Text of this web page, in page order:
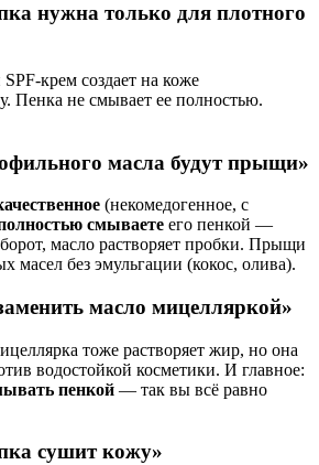
нужна только для плотного
крем создает на коже
Пенка не смывает ее полностью.
масла будут прыщи»
(некомедогенное, с
смываете его пенкой —
масло растворяет пробки. Прыщи
масел без эмульгации (кокос, олива).
масло мицелляркой»
тоже растворяет жир, но она
водостойкой косметики. И главное:
пенкой — так вы всё равно
сушит кожу»